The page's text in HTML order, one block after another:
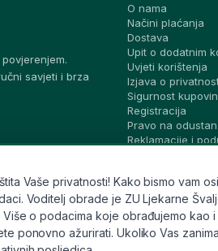
savjeti i brza
O nama
Načini plaćanja
Dostava
Upit o dodatnim
Uvjeti korištenja
Izjava o
Sigurnost
Registracija
Pravo na
Reklamacije i
Pitaj ljekarnika
Česta pitanja
Kontakt
Sitemap
Vaše privatnosti! Kako bismo vam
Voditelj obrade je ZU Ljekarne
o podacima koje obrađujemo kao i
ponovno ažurirati. Ukoliko Vas